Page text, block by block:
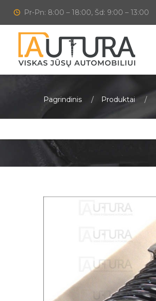
Pr-Pn: 8:00 – 18:00, Šd: 9:00 – 13:00
Pagrindinis Produktai